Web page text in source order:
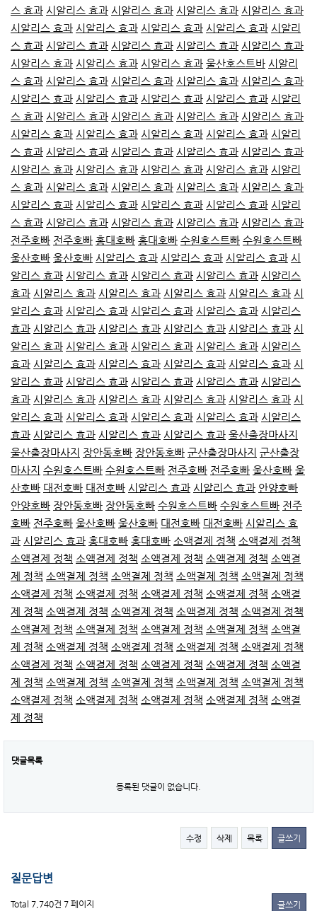
스 효과 시알리스 효과 시알리스 효과 시알리스 효과 시알리스 효과
시알리스 효과 시알리스 효과 시알리스 효과 시알리스 효과 시알리
스 효과 시알리스 효과 시알리스 효과 시알리스 효과 시알리스 효과
시알리스 효과 시알리스 효과 시알리스 효과 울산호스트바 시알리
스 효과 시알리스 효과 시알리스 효과 시알리스 효과 시알리스 효과
시알리스 효과 시알리스 효과 시알리스 효과 시알리스 효과 시알리
스 효과 시알리스 효과 시알리스 효과 시알리스 효과 시알리스 효과
시알리스 효과 시알리스 효과 시알리스 효과 시알리스 효과 시알리
스 효과 시알리스 효과 시알리스 효과 시알리스 효과 시알리스 효과
시알리스 효과 시알리스 효과 시알리스 효과 시알리스 효과 시알리
스 효과 시알리스 효과 시알리스 효과 시알리스 효과 시알리스 효과
시알리스 효과 시알리스 효과 시알리스 효과 시알리스 효과 시알리
스 효과 시알리스 효과 시알리스 효과 시알리스 효과 시알리스 효과
전주호빠 전주호빠 홍대호빠 홍대호빠 수원호스트빠 수원호스트빠
울산호빠 울산호빠 시알리스 효과 시알리스 효과 시알리스 효과 시
알리스 효과 시알리스 효과 시알리스 효과 시알리스 효과 시알리스
효과 시알리스 효과 시알리스 효과 시알리스 효과 시알리스 효과 시
알리스 효과 시알리스 효과 시알리스 효과 시알리스 효과 시알리스
효과 시알리스 효과 시알리스 효과 시알리스 효과 시알리스 효과 시
알리스 효과 시알리스 효과 시알리스 효과 시알리스 효과 시알리스
효과 시알리스 효과 시알리스 효과 시알리스 효과 시알리스 효과 시
알리스 효과 시알리스 효과 시알리스 효과 시알리스 효과 시알리스
효과 시알리스 효과 시알리스 효과 시알리스 효과 시알리스 효과 시
알리스 효과 시알리스 효과 시알리스 효과 시알리스 효과 시알리스
효과 시알리스 효과 시알리스 효과 시알리스 효과 울산출장마사지
울산출장마사지 장안동호빠 장안동호빠 군산출장마사지 군산출장
마사지 수원호스트빠 수원호스트빠 전주호빠 전주호빠 울산호빠 울
산호빠 대전호빠 대전호빠 시알리스 효과 시알리스 효과 안양호빠
안양호빠 장안동호빠 장안동호빠 수원호스트빠 수원호스트빠 전주
호빠 전주호빠 울산호빠 울산호빠 대전호빠 대전호빠 시알리스 효
과 시알리스 효과 홍대호빠 홍대호빠 소액결제 정책 소액결제 정책
소액결제 정책 소액결제 정책 소액결제 정책 소액결제 정책 소액결
제 정책 소액결제 정책 소액결제 정책 소액결제 정책 소액결제 정책
소액결제 정책 소액결제 정책 소액결제 정책 소액결제 정책 소액결
제 정책 소액결제 정책 소액결제 정책 소액결제 정책 소액결제 정책
소액결제 정책 소액결제 정책 소액결제 정책 소액결제 정책 소액결
제 정책 소액결제 정책 소액결제 정책 소액결제 정책 소액결제 정책
소액결제 정책 소액결제 정책 소액결제 정책 소액결제 정책 소액결
제 정책 소액결제 정책 소액결제 정책 소액결제 정책 소액결제 정책
소액결제 정책 소액결제 정책 소액결제 정책 소액결제 정책 소액결
제 정책
댓글목록
등록된 댓글이 없습니다.
수정 삭제 목록 글쓰기
질문답변
Total 7,740건 7 페이지 글쓰기